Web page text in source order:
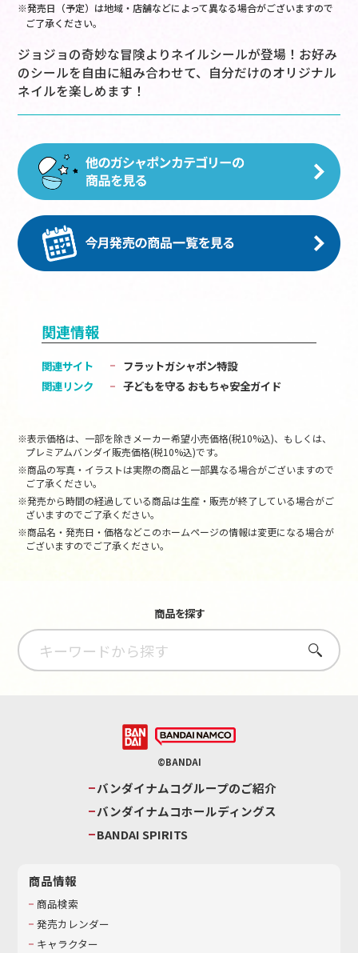
※発売日（予定）は地域・店舗などによって異なる場合がございますので
ご了承ください。
ジョジョの奇妙な冒険よりネイルシールが登場！お好み
のシールを自由に組み合わせて、自分だけのオリジナル
ネイルを楽しめます！
関連情報
関連サイト
フラットガシャポン特設
関連リンク
子どもを守る おもちゃ安全ガイド
※表示価格は、一部を除きメーカー希望小売価格(税10%込)、もしくは、
プレミアムバンダイ販売価格(税10%込)です。
※商品の写真・イラストは実際の商品と一部異なる場合がございますので
ご了承ください。
※発売から時間の経過している商品は生産・販売が終了している場合がご
ざいますのでご了承ください。
※商品名・発売日・価格などこのホームページの情報は変更になる場合が
ございますのでご了承ください。
商品を探す
さがす
©BANDAI
バンダイナムコグループのご紹介
バンダイナムコホールディングス
BANDAI SPIRITS
商品情報
商品検索
発売カレンダー
キャラクター